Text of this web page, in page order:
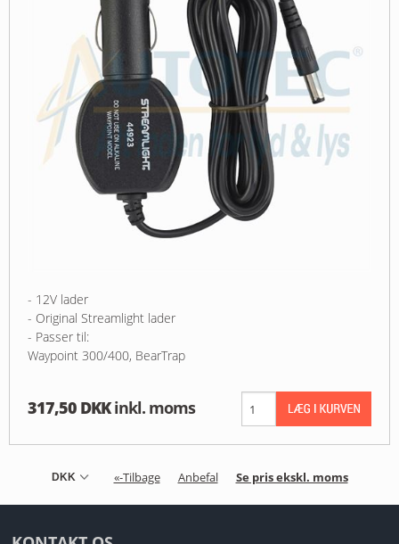
- 12V lader
- Original Streamlight lader
- Passer til:
Waypoint 300/400, BearTrap
317,50 DKK inkl. moms
«-Tilbage Anbefal Se pris ekskl. moms